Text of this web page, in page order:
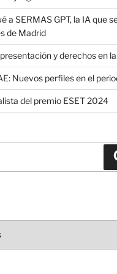
a SERMAS GPT, la IA que
de Madrid
y derechos en
Nuevos perfiles en el
del premio ESET 2024